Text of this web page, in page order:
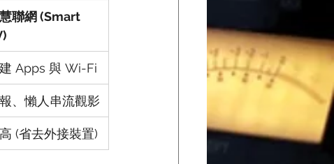
聯網 (Smart
Apps 與 Wi-Fi
、懶人串流觀影
(省去外接裝置)